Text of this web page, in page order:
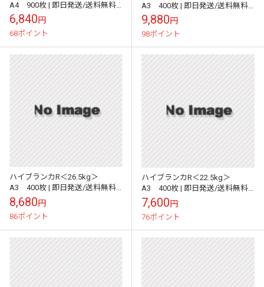
A4 900枚 | 即日発送/送料無料 |
サイズ変更可 |
6,840円
68ポイント
A3 400枚 | 即日発送/送料無料 |
サイズ変更可 |
9,880円
98ポイント
ハイブランカR＜26.5kg＞
A3 400枚 | 即日発送/送料無料 |
サイズ変更可 |
8,680円
86ポイント
ハイブランカR＜22.5kg＞
A3 400枚 | 即日発送/送料無料 |
サイズ変更可 |
7,600円
76ポイント